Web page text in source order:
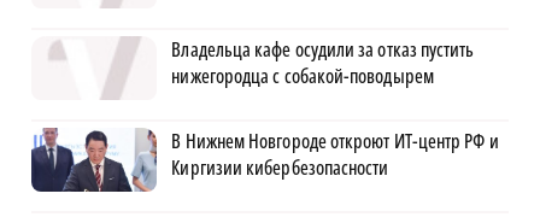
Владельца кафе осудили за отказ пустить
нижегородца с собакой-поводырем
В Нижнем Новгороде откроют ИТ-центр РФ и
Киргизии кибербезопасности